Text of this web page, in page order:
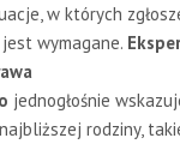
w których
wymagane.
jednogłośnie
rodziny,